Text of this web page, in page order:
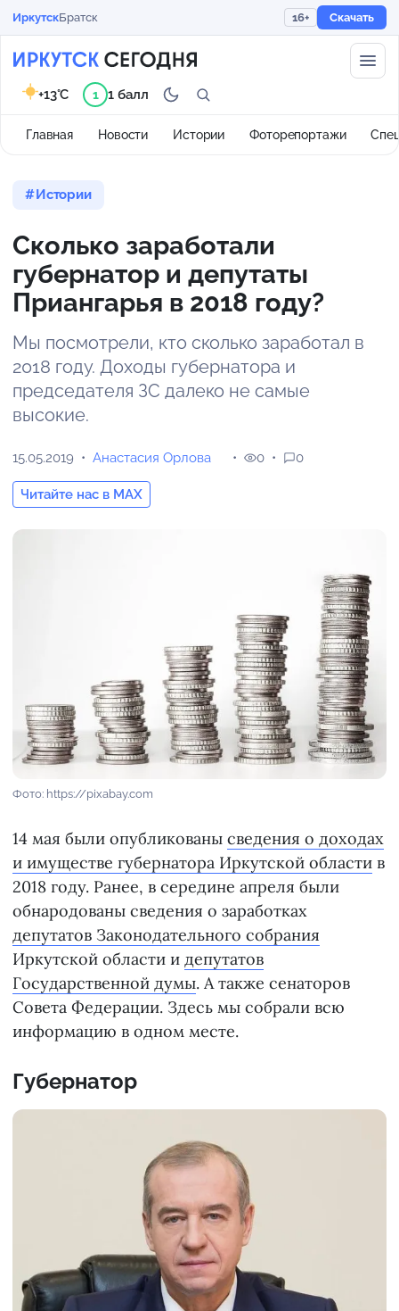
ИркутскБратск 16+ Скачать
Главная Новости Истории Фоторепортажи
+13°C 1 1 балл
Истории
Сколько заработали
губернатор и депутаты
Приангарья в 2018 году?
Мы посмотрели, кто сколько заработал в
2018 году. Доходы губернатора и
председателя ЗС далеко не самые
высокие.
15.05.2019 Анастасия Орлова
Читайте нас в MAX
0 0
Фото: https://pixabay.com
14 мая были опубликованы сведения о доходах
и имуществе губернатора Иркутской области в
2018 году. Ранее, в середине апреля были
обнародованы сведения о заработках
депутатов Законодательного собрания
Иркутской области и депутатов
Государственной думы. А также сенаторов
Совета Федерации. Здесь мы собрали всю
информацию в одном месте.
Губернатор